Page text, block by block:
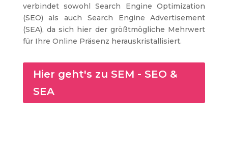
verbindet sowohl Search Engine Optimization
(SEO) als auch Search Engine Advertisement
(SEA), da sich hier der größtmögliche Mehrwert
für Ihre Online Präsenz herauskristallisiert.
Hier geht's zu SEM - SEO &
SEA